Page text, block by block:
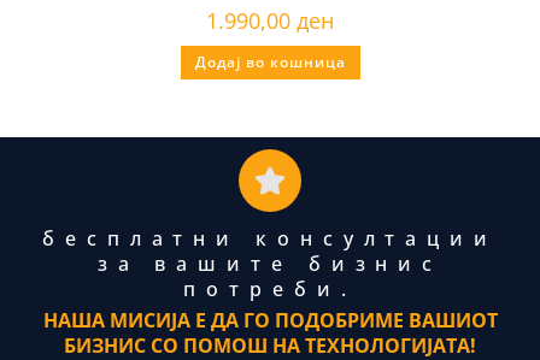
1.990,00 ден
Додај во кошница
бесплатни консултации
за вашите бизнис
потреби.
НАША МИСИЈА Е ДА ГО ПОДОБРИМЕ ВАШИОТ
БИЗНИС СО ПОМОШ НА ТЕХНОЛОГИЈАТА!